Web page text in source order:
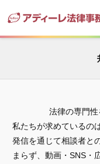
法律の専門性
私たちが求めているの
発信を通じて相談者と
まらず、動画・SNS・